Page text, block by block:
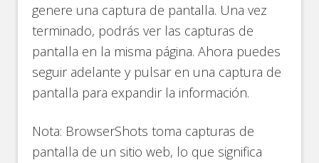
genere una captura de pantalla. Una vez
terminado, podrás ver las capturas de
pantalla en la misma página. Ahora puedes
seguir adelante y pulsar en una captura de
pantalla para expandir la información.
Nota: BrowserShots toma capturas de
pantalla de un sitio web, lo que significa